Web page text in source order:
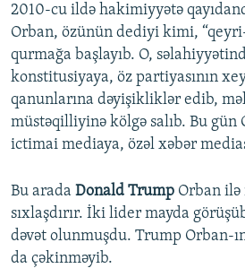
2010-cu ildə hakimiyyətə
Orban, özünün dediyi kimi,
qurmağa başlayıb. O,
konstitusiyaya, öz partiyasının
qanunlarına dəyişikliklər edib,
müstəqilliyinə kölgə salıb. Bu
ictimai mediaya, özəl xəbər
Bu arada Donald Trump Orban
sıxlaşdırır. İki lider mayda
dəvət olunmuşdu. Trump Orban-
da çəkinməyib.